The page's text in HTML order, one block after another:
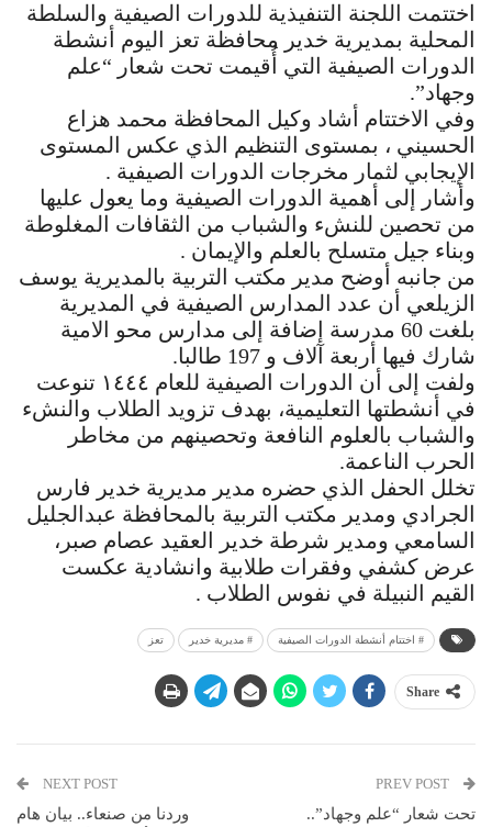
اختتمت اللجنة التنفيذية للدورات الصيفية والسلطة
المحلية بمديرية خدير محافظة تعز اليوم أنشطة
الدورات الصيفية التي أُقيمت تحت شعار “علم
وجهاد”.
وفي الاختتام أشاد وكيل المحافظة محمد هزاع
الحسيني ، بمستوى التنظيم الذي عكس المستوى
الإيجابي لثمار مخرجات الدورات الصيفية .
وأشار إلى أهمية الدورات الصيفية وما يعول عليها
من تحصين للنشء والشباب من الثقافات المغلوطة
وبناء جيل متسلح بالعلم والإيمان .
من جانبه أوضح مدير مكتب التربية بالمديرية يوسف
الزيلعي أن عدد المدارس الصيفية في المديرية
بلغت 60 مدرسة إضافة إلى مدارس محو الامية
شارك فيها أربعة آلاف و 197 طالبا.
ولفت إلى أن الدورات الصيفية للعام ١٤٤٤ تنوعت
في أنشطتها التعليمية، بهدف تزويد الطلاب والنشء
والشباب بالعلوم النافعة وتحصينهم من مخاطر
الحرب الناعمة.
تخلل الحفل الذي حضره مدير مديرية خدير فارس
الجرادي ومدير مكتب التربية بالمحافظة عبدالجليل
السامعي ومدير شرطة خدير العقيد عصام صبر،
عرض كشفي وفقرات طلابية وانشادية عكست
القيم النبيلة في نفوس الطلاب .
# اختتام أنشطة الدورات الصيفية # مديرية خدير تعز
Share
تحت شعار “علم وجهاد”..
NEXT POST
وردنا من صنعاء.. بيان هام